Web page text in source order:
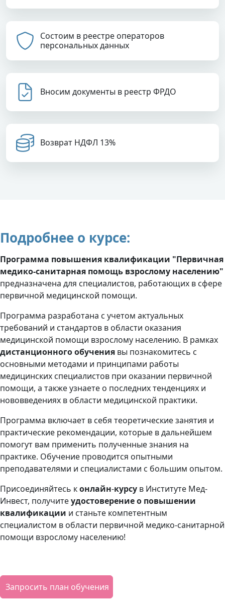
Состоим в реестре операторов
персональных данных
Вносим документы в реестр ФРДО
Возврат НДФЛ 13%
Подробнее о курсе:
Программа повышения квалификации "Первичная
медико-санитарная помощь взрослому населению"
предназначена для специалистов, работающих в сфере
первичной медицинской помощи.
Программа разработана с учетом актуальных
требований и стандартов в области оказания
медицинской помощи взрослому населению. В рамках
дистанционного обучения вы познакомитесь с
основными методами и принципами работы
медицинских специалистов при оказании первичной
помощи, а также узнаете о последних тенденциях и
нововведениях в области медицинской практики.
Программа включает в себя теоретические занятия и
практические рекомендации, которые в дальнейшем
помогут вам применить полученные знания на
практике. Обучение проводится опытными
преподавателями и специалистами с большим опытом.
Присоединяйтесь конлайн-курсу в Институте Мед-
Инвест, получитеудостоверение о повышении
квалификации и станьте компетентным
специалистом в области первичной медико-санитарной
помощи взрослому населению!
Запросить план обучения